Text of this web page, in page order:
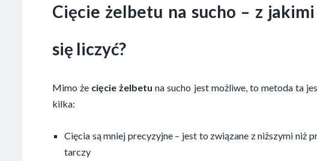
Cięcie żelbetu na sucho – z
się liczyć?
Mimo że cięcie żelbetu na sucho jest możliwe, to metoda ta
kilka:
Cięcia są mniej precyzyjne – jest to związane z niższymi niż
tarczy